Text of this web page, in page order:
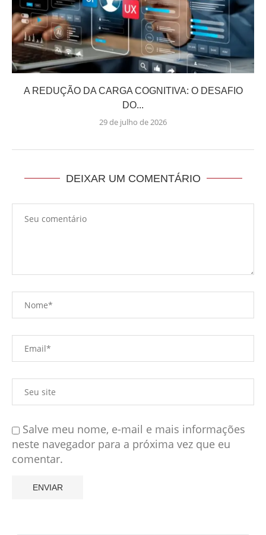
A REDUÇÃO DA CARGA COGNITIVA: O DESAFIO
DO...
29 de julho de 2026
DEIXAR UM COMENTÁRIO
Salve meu nome, e-mail e mais informações
neste navegador para a próxima vez que eu
comentar.